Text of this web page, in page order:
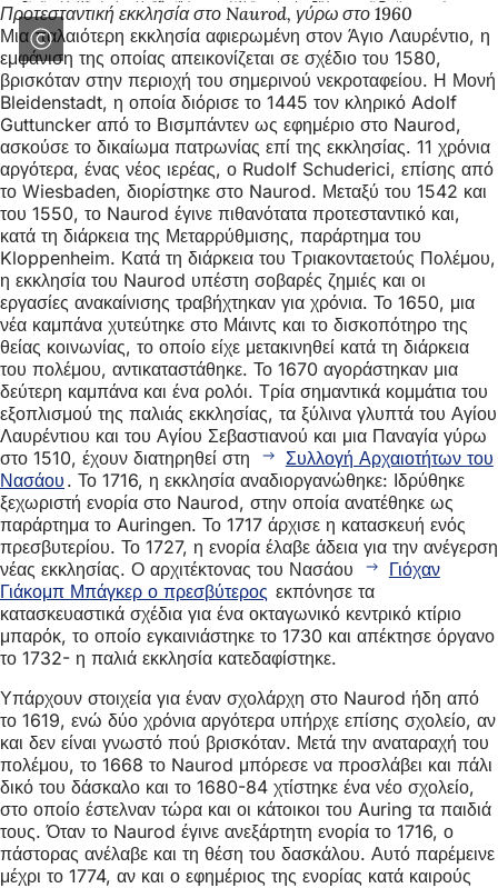
Προτεσταντική εκκλησία στο Naurod, γύρω στο 1960
Μια παλαιότερη εκκλησία αφιερωμένη στον Άγιο Λαυρέντιο, η
εμφάνιση της οποίας απεικονίζεται σε σχέδιο του 1580,
βρισκόταν στην περιοχή του σημερινού νεκροταφείου. Η Μονή
Bleidenstadt, η οποία διόρισε το 1445 τον κληρικό Adolf
Guttuncker από το Βισμπάντεν ως εφημέριο στο Naurod,
ασκούσε το δικαίωμα πατρωνίας επί της εκκλησίας. 11 χρόνια
αργότερα, ένας νέος ιερέας, ο Rudolf Schuderici, επίσης από
το Wiesbaden, διορίστηκε στο Naurod. Μεταξύ του 1542 και
του 1550, το Naurod έγινε πιθανότατα προτεσταντικό και,
κατά τη διάρκεια της Μεταρρύθμισης, παράρτημα του
Kloppenheim. Κατά τη διάρκεια του Τριακονταετούς Πολέμου,
η εκκλησία του Naurod υπέστη σοβαρές ζημιές και οι
εργασίες ανακαίνισης τραβήχτηκαν για χρόνια. Το 1650, μια
νέα καμπάνα χυτεύτηκε στο Μάιντς και το δισκοπότηρο της
θείας κοινωνίας, το οποίο είχε μετακινηθεί κατά τη διάρκεια
του πολέμου, αντικαταστάθηκε. Το 1670 αγοράστηκαν μια
δεύτερη καμπάνα και ένα ρολόι. Τρία σημαντικά κομμάτια του
εξοπλισμού της παλιάς εκκλησίας, τα ξύλινα γλυπτά του Αγίου
Λαυρέντιου και του Αγίου Σεβαστιανού και μια Παναγία γύρω
στο 1510, έχουν διατηρηθεί στη
Συλλογή Αρχαιοτήτων του
Νασάου . Το 1716, η εκκλησία αναδιοργανώθηκε: Ιδρύθηκε
ξεχωριστή ενορία στο Naurod, στην οποία ανατέθηκε ως
παράρτημα το Auringen. Το 1717 άρχισε η κατασκευή ενός
πρεσβυτερίου. Το 1727, η ενορία έλαβε άδεια για την ανέγερση
νέας εκκλησίας. Ο αρχιτέκτονας του Νασάου
Γιόχαν
Γιάκομπ Μπάγκερ ο πρεσβύτερος εκπόνησε τα
κατασκευαστικά σχέδια για ένα οκταγωνικό κεντρικό κτίριο
μπαρόκ, το οποίο εγκαινιάστηκε το 1730 και απέκτησε όργανο
το 1732- η παλιά εκκλησία κατεδαφίστηκε.
Υπάρχουν στοιχεία για έναν σχολάρχη στο Naurod ήδη από
το 1619, ενώ δύο χρόνια αργότερα υπήρχε επίσης σχολείο, αν
και δεν είναι γνωστό πού βρισκόταν. Μετά την αναταραχή του
πολέμου, το 1668 το Naurod μπόρεσε να προσλάβει και πάλι
δικό του δάσκαλο και το 1680-84 χτίστηκε ένα νέο σχολείο,
στο οποίο έστελναν τώρα και οι κάτοικοι του Auring τα παιδιά
τους. Όταν το Naurod έγινε ανεξάρτητη ενορία το 1716, ο
πάστορας ανέλαβε και τη θέση του δασκάλου. Αυτό παρέμεινε
μέχρι το 1774, αν και ο εφημέριος της ενορίας κατά καιρούς